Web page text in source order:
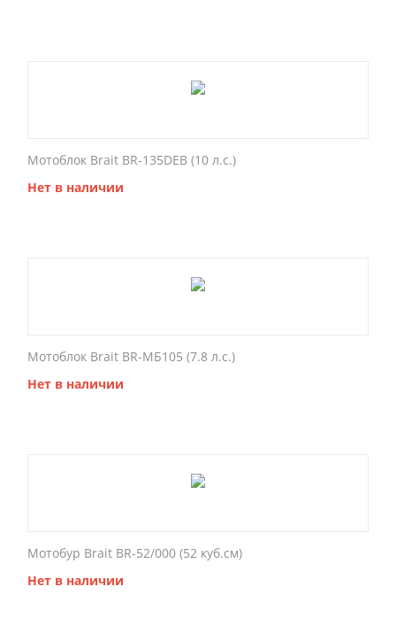
Мотоблок Brait BR-135DEB (10 л.с.)
Нет в наличии
Мотоблок Brait BR-МБ105 (7.8 л.с.)
Нет в наличии
Мотобур Brait BR-52/000 (52 куб.см)
Нет в наличии